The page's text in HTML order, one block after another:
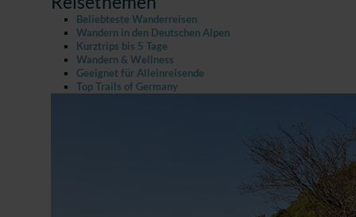
Beliebteste Wanderreisen
Wandern in den Deutschen Alpen
Kurztrips bis 5 Tage
Wandern & Wellness
Geeignet für Alleinreisende
Top Trails of Germany